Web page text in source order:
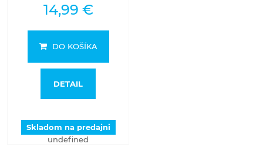
14,99 €
DO KOŠÍKA
DETAIL
Skladom na predajni
undefined